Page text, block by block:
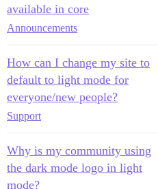
available in core
Announcements
How can I change my site to
default to light mode for
everyone/new people?
Support
Why is my community using
the dark mode logo in light
mode?